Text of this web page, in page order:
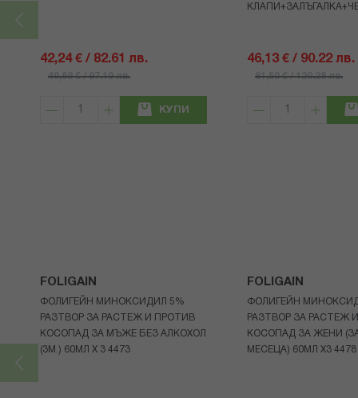
42,24 € / 82.61 лв.
49,69 € / 97.19 лв.
КУПИ
46,13 € / 90.22 лв.
61,50 € / 120.28 лв.
FOLIGAIN
ФОЛИГЕЙН МИНОКСИДИЛ 5%
РАЗТВОР ЗА РАСТЕЖ И ПРОТИВ
КОСОПАД ЗА МЪЖЕ БЕЗ АЛКОХОЛ
(3М.) 60МЛ X 3 4473
FOLIGAIN
ФОЛИГЕЙН
РАЗТВОР ЗА РАСТЕЖ
КОСОПАД ЗА ЖЕНИ
МЕСЕЦА) 60МЛ X3 4478